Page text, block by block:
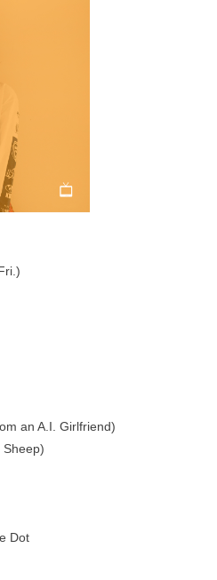
an A.I. Girlfriend)
Sheep)
Dot